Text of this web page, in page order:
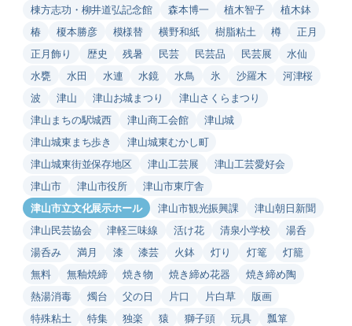
棟方志功・柳井道弘記念館
森本博一 植木智子
植木鉢
椿
榎本勝彦 模様替 横野和紙 樹脂粘土 樽
正月
正月飾り
歴史 残暑 民芸 民芸品 民芸展
水仙
水甕
水田 水連 水鏡 水鳥 氷 沙羅木
河津桜
波
津山 津山お城まつり
津山さくらまつり
津山まちの駅城西
津山商工会館
津山城
津山城東まち歩き
津山城東むかし町
津山城東街並保存地区
津山工芸展
津山工芸愛好会
津山市
津山市役所
津山市東庁舎
津山市立文化展示ホール
津山市観光振興課
津山朝日新聞
津山民芸協会
津軽三味線 活け花 清泉小学校
湯呑
湯呑み
満月 漆 漆芸 火鉢 灯り 灯篭
灯籠
無料
無釉焼締 焼き物 焼き締め花器
焼き締め陶
熱湯消毒
燭台 父の日 片口 片白草
版画
特殊粘土
特集 独楽 猿 獅子頭 玩具
瓢箪